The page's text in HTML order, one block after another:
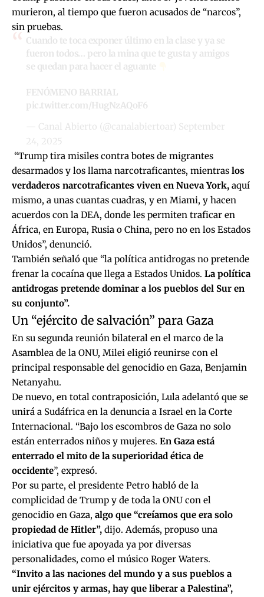
murieron, al tiempo que fueron acusados de “narcos”,
sin pruebas.
Cuando te toca exponer último en la clase y ya se
fueron todos… pero la mina que te gusta y amigos
se quedan para hacer el aguante
FENÓMENO BARRIAL
pic.twitter.com/HugNzAQoF6
— Canal Abierto (@canalabiertoar) September
24, 2025
“Trump tira misiles contra botes de migrantes
desarmados y los llama narcotraficantes, mientras los
verdaderos narcotraficantes viven en Nueva York, aquí
mismo, a unas cuantas cuadras, y en Miami, y hacen
acuerdos con la DEA, donde les permiten traficar en
África, en Europa, Rusia o China, pero no en los Estados
Unidos”, denunció.
También señaló que “la política antidrogas no pretende
frenar la cocaína que llega a Estados Unidos. La política
antidrogas pretende dominar a los pueblos del Sur en
su conjunto”.
Un “ejército de salvación” para Gaza
En su segunda reunión bilateral en el marco de la
Asamblea de la ONU, Milei eligió reunirse con el
principal responsable del genocidio en Gaza, Benjamin
Netanyahu.
De nuevo, en total contraposición, Lula adelantó que se
unirá a Sudáfrica en la denuncia a Israel en la Corte
Internacional. “Bajo los escombros de Gaza no solo
están enterrados niños y mujeres. En Gaza está
enterrado el mito de la superioridad ética de
occidente”, expresó.
Por su parte, el presidente Petro habló de la
complicidad de Trump y de toda la ONU con el
genocidio en Gaza, algo que “creíamos que era solo
propiedad de Hitler”, dijo. Además, propuso una
iniciativa que fue apoyada ya por diversas
personalidades, como el músico Roger Waters.
“Invito a las naciones del mundo y a sus pueblos a
unir ejércitos y armas, hay que liberar a Palestina”,